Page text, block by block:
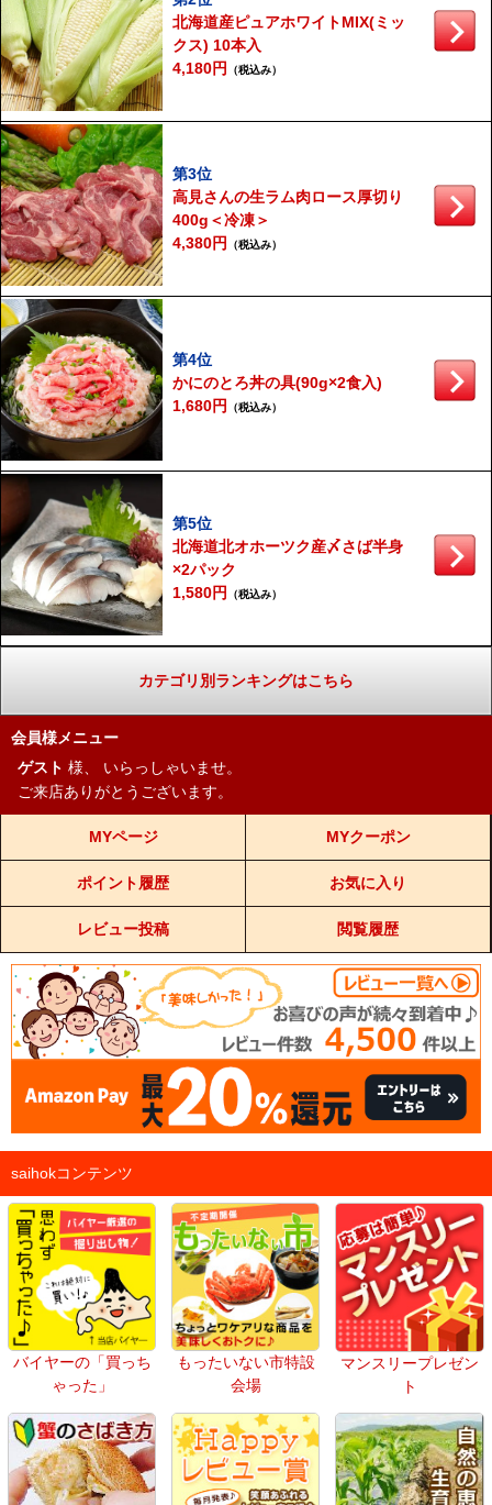
北海道産ピュアホワイトMIX(ミッ
クス) 10本入
4,180円
（税込み）
第3位
高見さんの生ラム肉ロース厚切り
400g＜冷凍＞
4,380円
（税込み）
第4位
かにのとろ丼の具(90g×2食入)
1,680円
（税込み）
第5位
北海道北オホーツク産〆さば半身
×2パック
1,580円
（税込み）
カテゴリ別ランキングはこちら
会員様メニュー
ゲスト 様、
いらっしゃいませ。
ご来店ありがとうございます。
MYページ MYクーポン
ポイント履歴 お気に入り
レビュー投稿 閲覧履歴
saihokコンテンツ
バイヤーの「買っち
ゃった」
もったいない市特設
会場
マンスリープレゼン
ト